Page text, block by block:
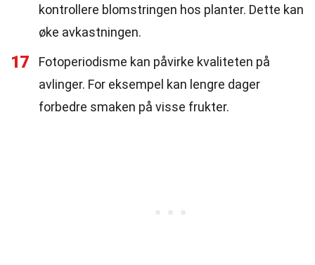
kontrollere blomstringen hos planter. Dette kan
øke avkastningen.
17
Fotoperiodisme kan påvirke kvaliteten på
avlinger. For eksempel kan lengre dager
forbedre smaken på visse frukter.